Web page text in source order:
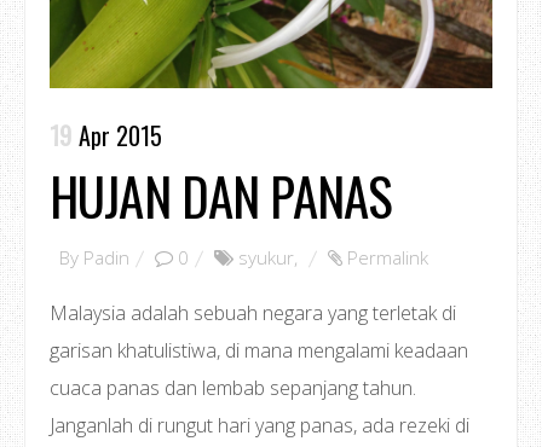
19 Apr 2015
HUJAN DAN PANAS
By Padin 0 syukur, Permalink
Malaysia adalah sebuah negara yang terletak di
garisan khatulistiwa, di mana mengalami keadaan
cuaca panas dan lembab sepanjang tahun.
Janganlah di rungut hari yang panas, ada rezeki di